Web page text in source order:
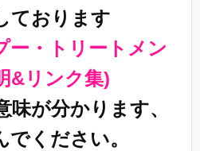
ております
ー・トリートメン
&リンク集)
味が分かります、
でください。